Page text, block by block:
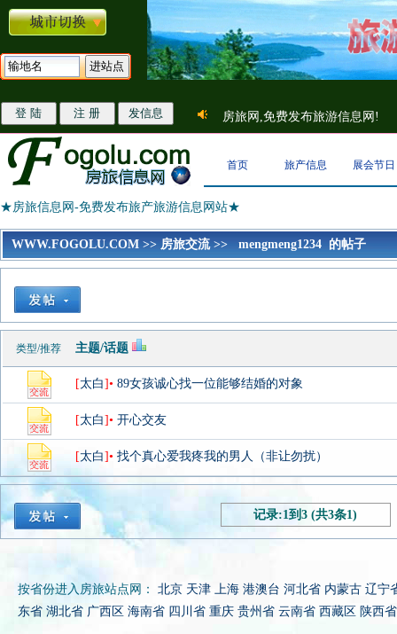
房旅网,免费发布旅游信息网!
首页 旅产信息 展会节日
★房旅信息网-免费发布旅产旅游信息网站★
WWW.FOGOLU.COM >> 房旅交流>> mengmeng1234 的帖子
类型/推荐 主题/话题
[太白]• 89女孩诚心找一位能够结婚的对象
[太白]• 开心交友
[太白]• 找个真心爱我疼我的男人（非让勿扰）
记录:1到3 (共3条1)
按省份进入房旅站点网： 北京 天津 上海 港澳台 河北省 内蒙古 辽宁
东省 湖北省 广西区 海南省 四川省 重庆 贵州省 云南省 西藏区 陕西省